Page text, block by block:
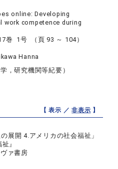
online: Developing
work competence during
巻 1号 （頁 93 ～ 104）
Hanna
，研究機関等紀要）
【 表示 ／非表示 】
の展開 4.アメリカの社会福祉」
』
ァ書房